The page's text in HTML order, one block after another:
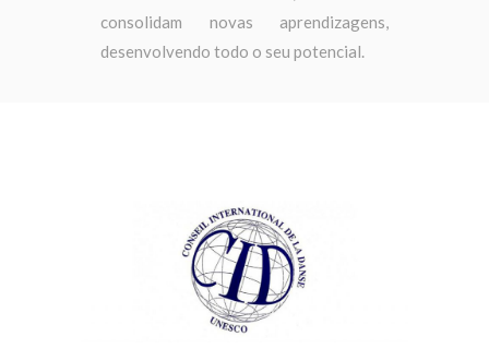
consolidam novas aprendizagens,
desenvolvendo todo o seu potencial.